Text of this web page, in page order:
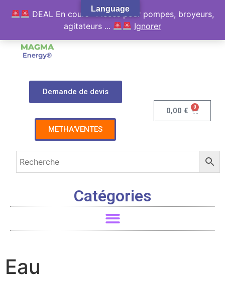
Demande de devis
METHA'VENTES
0,00€ 0
Catégories
Eau
Language
DEAL En cours : Pièces pour pompes, broyeurs,
agitateurs ...
Ignorer